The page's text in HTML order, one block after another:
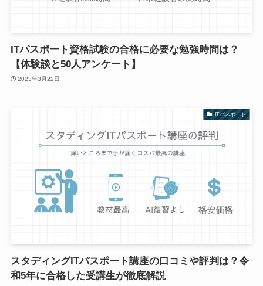
ITパスポート資格試験の合格に必要な勉強時間は？
【体験談と50人アンケート】
2023年3月22日
ITパスポート
スタディングITパスポート講座の口コミや評判は？令
和5年に合格した受講生が徹底解説